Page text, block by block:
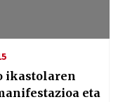
ikastolaren
eta